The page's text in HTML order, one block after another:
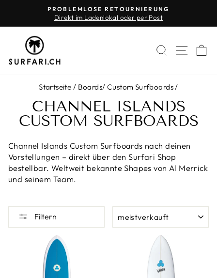
Inhalt
Pause
PROBLEMLOSE RETOURNIERUNG
Direkt im Ladenlokal oder per Post
SUCHE
Startseite / Boards/ Custom Surfboards/
CHANNEL ISLANDS
CUSTOM SURFBOARDS
Channel Islands Custom Surfboards nach deinen
Vorstellungen – direkt über den Surfari Shop
bestellbar. Weltweit bekannte Shapes von Al Merrick
und seinem Team.
Filtern